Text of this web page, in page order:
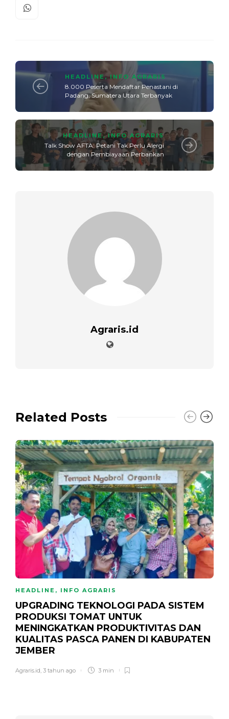
HEADLINE,INFO AGRARIS
8.000 Peserta Mendaftar Penastani di
Padang, Sumatera Utara Terbanyak
HEADLINE,INFO AGRARIS
Talk Show AFTA: Petani Tak Perlu Alergi
dengan Pembiayaan Perbankan
Agraris.id
Related Posts
HEADLINE , INFO AGRARIS
UPGRADING TEKNOLOGI PADA SISTEM
PRODUKSI TOMAT UNTUK
MENINGKATKAN PRODUKTIVITAS DAN
KUALITAS PASCA PANEN DI KABUPATEN
JEMBER
Agraris.id, 3 tahun ago 3 min